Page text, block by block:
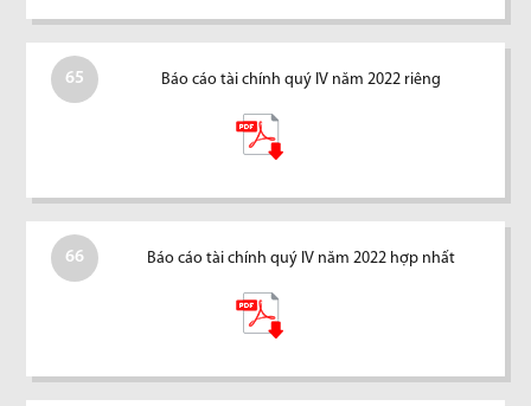
65 Báo cáo tài chính quý IV năm 2022 riêng
66 Báo cáo tài chính quý IV năm 2022 hợp nhất